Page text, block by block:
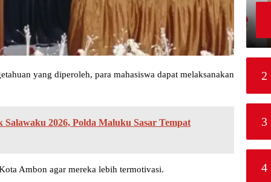
yang diperoleh, para mahasiswa dapat melaksanakan
2026, Polda Maluku Sasar Tempat
Ambon agar mereka lebih termotivasi.
2
3
4